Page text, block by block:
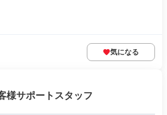
気になる
様サポートスタッフ